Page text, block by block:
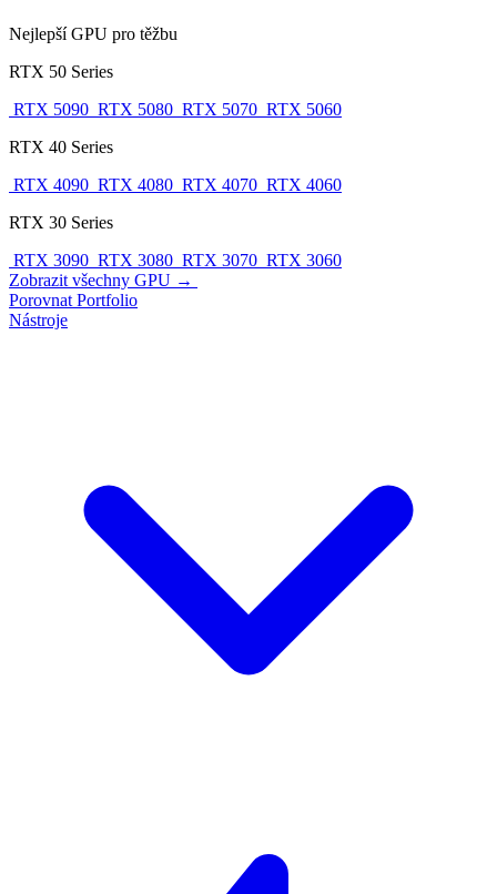
Nejlepší GPU pro těžbu
RTX 50 Series
RTX 5090 RTX 5080 RTX 5070 RTX 5060
RTX 40 Series
RTX 4090 RTX 4080 RTX 4070 RTX 4060
RTX 30 Series
RTX 3090 RTX 3080 RTX 3070 RTX 3060
Zobrazit všechny GPU →
Porovnat Portfolio
Nástroje